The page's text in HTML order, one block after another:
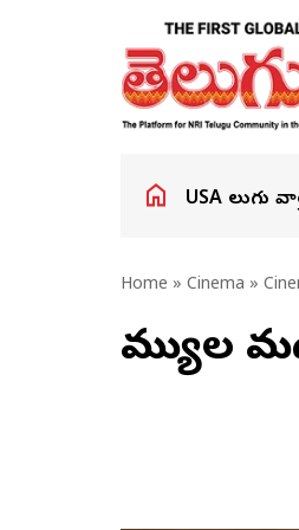
USA తెలుగు
Home » Cinema »
ముత్యాల